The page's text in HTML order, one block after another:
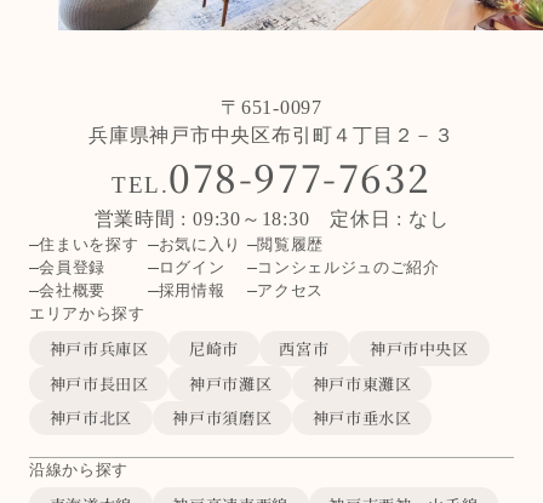
〒651-0097
兵庫県神戸市中央区布引町４丁目２－３
TEL.078-977-7632
営業時間 : 09:30～18:30 定休日 : なし
住まいを探す お気に入り
閲覧履歴
会員登録
ログイン
コンシェルジュのご紹介
会社概要
採用情報
アクセス
エリアから探す
神戸市兵庫区 尼崎市 西宮市
神戸市中央区
神戸市長田区
神戸市灘区
神戸市東灘区
神戸市北区
神戸市須磨区 神戸市垂水区
沿線から探す